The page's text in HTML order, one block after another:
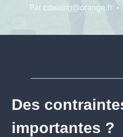
Par cdelong@orange.fr
Des
importantes ?